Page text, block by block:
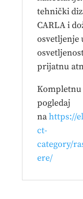
tehnički
CARLA i
osvetljenje
prijatnu
pogledaj
nahttps://
ct-
category/
ere/